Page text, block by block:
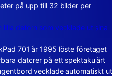
på upp till 32 bilder per
lilla datorn som vecklade ut sina
701 år 1995 löste företaget
datorer på ett spektakulärt
vecklade automatiskt ut